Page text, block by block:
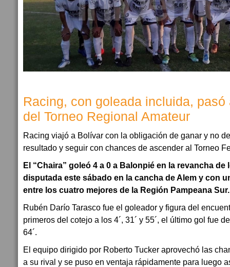
Racing, con goleada incluida,
del Torneo Regional Amateur
Racing viajó a Bolívar con la obligación de ganar y no
resultado y seguir con chances de ascender al Torneo
El “Chaira” goleó 4 a 0 a Balonpié en la revancha
disputada este sábado en la cancha de Alem y con
entre los cuatro mejores de la Región Pampeana Sur.
Rubén Darío Tarasco fue el goleador y figura del
primeros del cotejo a los 4´, 31´ y 55´, el último gol fue
64´.
El equipo dirigido por Roberto Tucker aprovechó las
a su rival y se puso en ventaja rápidamente para luego